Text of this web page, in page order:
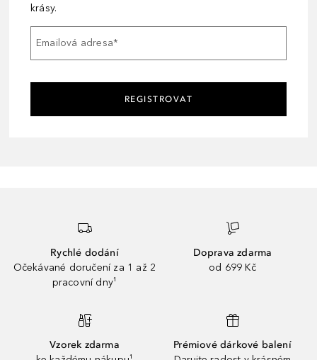
krásy.
Emailová adresa*
REGISTROVAT
Rychlé dodání
Očekávané doručení za 1 až 2
pracovní dny¹
Doprava zdarma
od 699 Kč
Vzorek zdarma
Prémiové dárkové balení